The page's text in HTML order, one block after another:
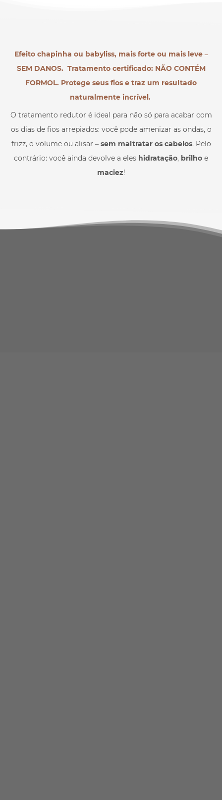
Efeito chapinha ou babyliss, mais forte ou mais leve –
SEM DANOS. Tratamento certificado: NÃO CONTÉM
FORMOL. Protege seus fios e traz um resultado
naturalmente incrível.
O tratamento redutor é ideal para não só para acabar com
os dias de fios arrepiados: você pode amenizar as ondas, o
frizz, o volume ou alisar – sem maltratar os cabelos. Pelo
contrário: você ainda devolve a eles hidratação, brilho e
maciez!